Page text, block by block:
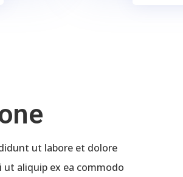
ut labore et dolore
aliquip ex ea commodo